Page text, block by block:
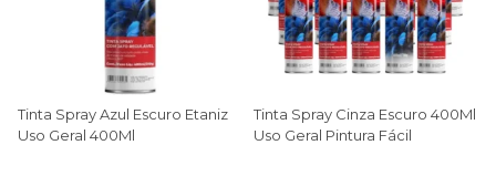
Tinta Spray Azul Escuro Etaniz
Uso Geral 400Ml
Tinta Spray Cinza Escuro 400Ml
Uso Geral Pintura Fácil